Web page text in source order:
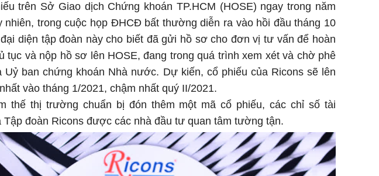
trên Sở Giao dịch Chứng khoán TP.HCM (HOSE) ngay trong năm
nhiên, trong cuộc họp ĐHCĐ bất thường diễn ra vào hồi đầu tháng 10
diện tập đoàn này cho biết đã gửi hồ sơ cho đơn vị tư vấn để hoàn
tục và nộp hồ sơ lên HOSE, đang trong quá trình xem xét và chờ phê
Uỷ ban chứng khoán Nhà nước. Dự kiến, cổ phiếu của Ricons sẽ lên
vào tháng 1/2021, chậm nhất quý II/2021.
thế thị trường chuẩn bị đón thêm một mã cổ phiếu, các chỉ số tài
Tập đoàn Ricons được các nhà đầu tư quan tâm tường tận.